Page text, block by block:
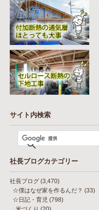
サイト内検索
社長ブログカテゴリー
社長ブログ (3,470)
☆僕はなぜ家を作るんだ？ (33)
☆日記・育児 (798)